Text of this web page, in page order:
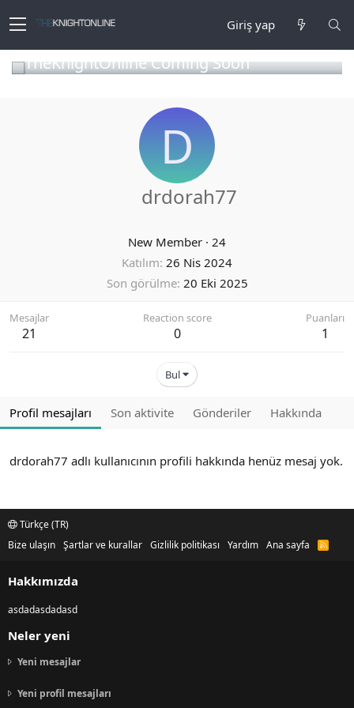
Giriş yap
TheKnightOnline Coming Soon
D
drdorah77
New Member · 24
Katılım 26 Nis 2024
Son görülme 20 Eki 2025
Mesajlar
21
Reaction score
0
Puanları
1
Bul
Profil mesajları Son aktivite Gönderiler Hakkında
drdorah77 adlı kullanıcının profili hakkında henüz mesaj yok.
Türkçe (TR)
Bize ulaşın Şartlar ve kurallar Gizlilik politikası Yardım Ana sayfa
R
Hakkımızda
asdadasdadasd
Neler yeni
Yeni mesajlar
Yeni profil mesajları